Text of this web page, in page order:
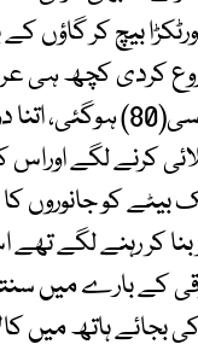
بیچ کر گاؤں کے
کردی کچھ ہی
یہاںتک کہ
کرنے لگے
ایک بیٹے کو
کر رہنے لگے
کے بارے میں سنتا
بجائے ہاتھ میں